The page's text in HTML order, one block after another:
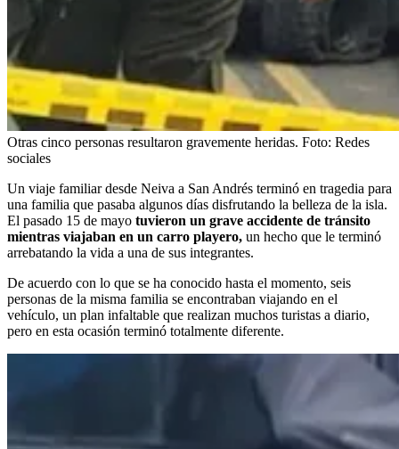
Otras cinco personas resultaron gravemente heridas. Foto: Redes
sociales
Un viaje familiar desde Neiva a San Andrés terminó en tragedia para
una familia que pasaba algunos días disfrutando la belleza de la isla.
El pasado 15 de mayo tuvieron un grave accidente de tránsito
mientras viajaban en un carro playero, un hecho que le terminó
arrebatando la vida a una de sus integrantes.
De acuerdo con lo que se ha conocido hasta el momento, seis
personas de la misma familia se encontraban viajando en el
vehículo, un plan infaltable que realizan muchos turistas a diario,
pero en esta ocasión terminó totalmente diferente.